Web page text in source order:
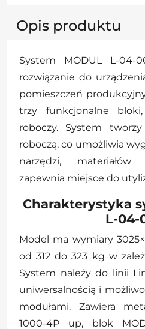
Opis produktu
System MODUL L-04-
rozwiązanie do
pomieszczeń
trzy funkcjonalne
roboczy. System
roboczą, co umożliwia
narzędzi,
zapewnia miejsce do
Charakterystyka
L-04-
Model ma wymiary
od 312 do 323 kg w
System należy do linii
uniwersalnością i
modułami. Zawiera
1000-4P up, blok